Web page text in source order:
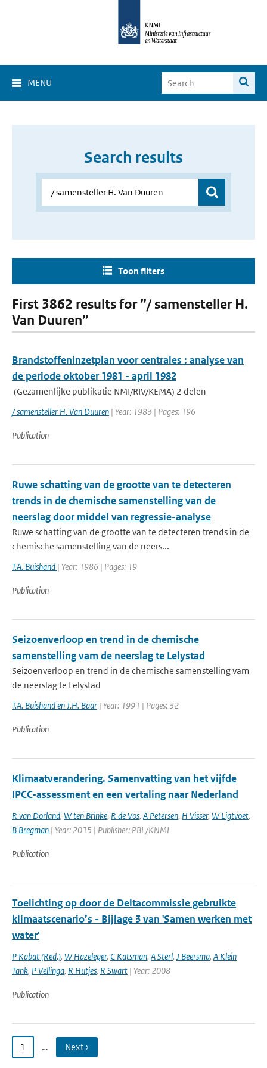
MENU
Search results
Toon filters
First 3862 results for ”/ samensteller H.
Van Duuren”
Brandstoffeninzetplan voor centrales : analyse van
de periode oktober 1981 - april 1982
(Gezamenlijke publikatie NMI/RIV/KEMA) 2 delen
/ samensteller H. Van Duuren | Year: 1983 | Pages: 196
Publication
Ruwe schatting van de grootte van te detecteren
trends in de chemische samenstelling van de
neerslag door middel van regressie-analyse
Ruwe schatting van de grootte van te detecteren trends in de
chemische samenstelling van de neers...
T.A. Buishand | Year: 1986 | Pages: 19
Publication
Seizoenverloop en trend in de chemische
samenstelling vam de neerslag te Lelystad
Seizoenverloop en trend in de chemische samenstelling vam
de neerslag te Lelystad
T.A. Buishand en J.H. Baar | Year: 1991 | Pages: 32
Publication
Klimaatverandering. Samenvatting van het vijfde
IPCC-assessment en een vertaling naar Nederland
R van Dorland, W ten Brinke, R de Vos, A Petersen, H Visser, W Ligtvoet,
B Bregman | Year: 2015 | Publisher: PBL/KNMI
Publication
Toelichting op door de Deltacommissie gebruikte
klimaatscenario’s - Bijlage 3 van 'Samen werken met
water'
P Kabat (Red.), W Hazeleger, C Katsman, A Sterl, J Beersma, A Klein
Tank, P Vellinga, R Hutjes, R Swart | Year: 2008
Publication
1 … Next ›